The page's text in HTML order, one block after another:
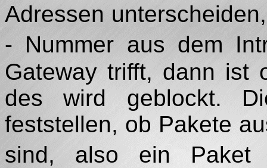
Adressen
- Nummer aus dem
Gateway trifft, dann ist
des wird geblockt.
feststellen, ob Pakete
sind, also ein Paket